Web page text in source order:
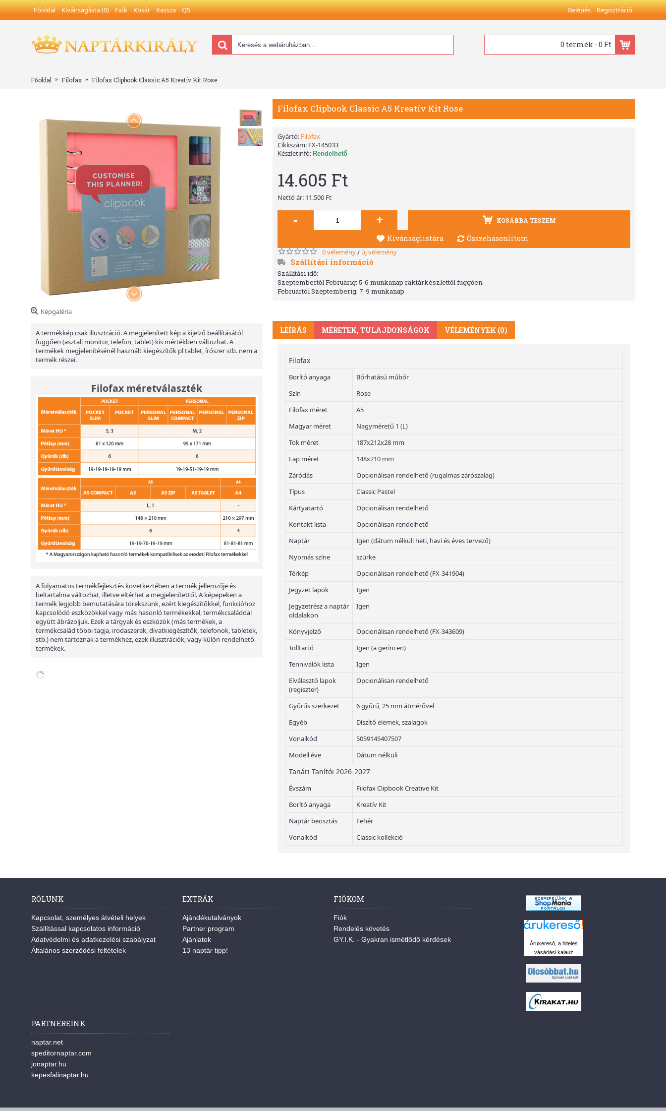
Főoldal Kívánságlista (0) Fiók Kosár Kassza QS Belépés Regisztráció
0 termék - 0 Ft
Főoldal Filofax Filofax Clipbook Classic A5 Kreatív Kit Rose
Képgaléria
A termékkép csak illusztráció. A megjelenített kép a kijelző beállításától
függően (asztali monitor, telefon, tablet) kis mértékben változhat. A
termékek megjelenítésénél használt kiegészítők pl tablet, írószer stb. nem a
termék részei.
Filofax méretválaszték
A folyamatos termékfejlesztés következtében a termék jellemzője és
beltartalma változhat, illetve eltérhet a megjelenítettől. A képepeken a
termék legjobb bemutatására törekszünk, ezért kiegészítőkkel, funkcióhoz
kapcsolódó eszközökkel vagy más hasonló termékekkel, termékcsaláddal
együtt ábrázoljuk. Ezek a tárgyak és eszközök (más termékek, a
termékcsalád többi tagja, irodaszerek, divatkiegészítők, telefonok, tabletek,
stb.) nem tartoznak a termékhez, ezek illusztrációk, vagy külön rendelhető
termékek.
Filofax Clipbook Classic A5 Kreatív Kit Rose
Gyártó: Filofax
Cikkszám: FX-145033
Készletinfó: Rendelhető
14.605 Ft
Nettó ár: 11.500 Ft
- + KOSÁRBA TESZEM
Kívánságlistára Összehasonlítom
0 vélemény/ új vélemény
Szállítási információ
Szállítási idő:
Szeptembertől Februárig: 5-6 munkanap raktárkészlettől függően.
Februártól Szeptemberig: 7-9 munkanap
LEÍRÁS MÉRETEK, TULAJDONSÁGOK VÉLEMÉNYEK (0)
Filofax
Borító anyaga
Bőrhatású műbőr
Szín
Rose
Filofax méret
A5
Magyar méret
Nagyméretű 1 (L)
Tok méret
187x212x28 mm
Lap méret
148x210 mm
Záródás
Opcionálisan rendelhető (rugalmas zárószalag)
Típus
Classic Pastel
Kártyatartó
Opcionálisan rendelhető
Kontakt lista
Opcionálisan rendelhető
Naptár
Igen (dátum nélküli heti, havi és éves tervező)
Nyomás színe
szürke
Térkép
Opcionálisan rendelhető (FX-341904)
Jegyzet lapok
Igen
Jegyzetrész a naptár
oldalakon
Igen
Könyvjelző
Opcionálisan rendelhető (FX-343609)
Tolltartó
Igen (a gerincen)
Tennivalók lista
Igen
Elválasztó lapok
(regiszter)
Opcionálisan rendelhető
Gyűrűs szerkezet
6 gyűrű, 25 mm átmérővel
Egyéb
Díszítő elemek, szalagok
Vonalkód
5059145407507
Modell éve
Dátum nélküli
Tanári Tanítói 2026-2027
Évszám
Filofax Clipbook Creative Kit
Borító anyaga
Kreatív Kit
Naptár beosztás
Fehér
Vonalkód
Classic kollekció
RÓLUNK
Kapcsolat, személyes átvételi helyek
Szállítással kapcsolatos információ
Adatvédelmi és adatkezelési szabályzat
Általános szerződési feltételek
EXTRÁK
Ajándékutalványok
Partner program
Ajánlatok
13 naptár tipp!
FIÓKOM
Fiók
Rendelés követés
GY.I.K. - Gyakran ismétlődő kérdések
Árukereső, a hiteles
vásárlási kalauz
PARTNEREINK
naptar.net
speditornaptar.com
jonaptar.hu
kepesfalinaptar.hu